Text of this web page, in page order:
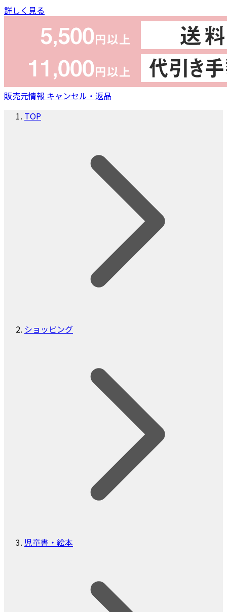
詳しく見る
販売元情報 キャンセル・返品
TOP
ショッピング
児童書・絵本